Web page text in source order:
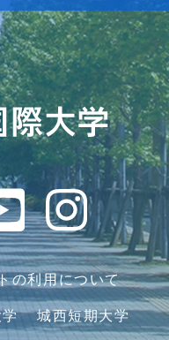
の利用について
学 城西短期大学